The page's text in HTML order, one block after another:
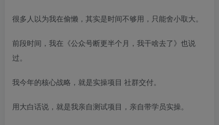
很多人以为我在偷懒，其实是时间不够用，只能舍小取大。
前段时间，我在《公众号断更半个月，我干啥去了》也说
过。
我今年的核心战略，就是实操项目 社群交付。
用大白话说，就是我亲自测试项目，亲自带学员实操。